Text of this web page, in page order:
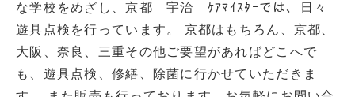
な学校をめざし、京都 宇治 ｹｱﾏｲｽﾀｰでは、日々
遊具点検を行っています。 京都はもちろん、京都、
大阪、奈良、三重その他ご要望があればどこへで
も、遊具点検、修繕、除菌に行かせていただきま